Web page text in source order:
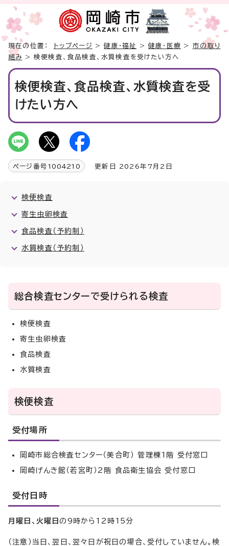
現在の位置： トップページ >健康・福祉 >健康・医療 > 市の取り
組み > 検便検査、食品検査、水質検査を受けたい方へ
検便検査、食品検査、水質検査を受
けたい方へ
ページ番号 1004210 更新日 2026年7月2日
検便検査
寄生虫卵検査
食品検査（予約制）
水質検査（予約制）
総合検査センターで受けられる検査
検便検査
寄生虫卵検査
食品検査
水質検査
検便検査
受付場所
岡崎市総合検査センター（美合町） 管理棟1階 受付窓口
岡崎げんき館（若宮町）2階 食品衛生協会 受付窓口
受付日時
月曜日、火曜日の9時から12時15分
（注意）当日、翌日、翌々日が祝日の場合、受付していません。検